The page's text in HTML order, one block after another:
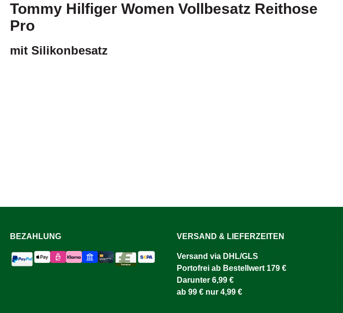
Tommy Hilfiger Women Vollbesatz Reithose
Pro
mit Silikonbesatz
BEZAHLUNG VERSAND & LIEFERZEITEN
Versand via DHL/GLS ​
Portofrei ab Bestellwert 179 €
Darunter 6,99 €
ab 99 € nur 4,99 €